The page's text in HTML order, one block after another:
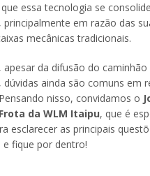
essa tecnologia se
em razão das
mecânicas tradicionais.
da difusão do
ainda são comuns em
nisso, convidamos o
da WLM Itaipu, que é
esclarecer as principais
e fique por dentro!